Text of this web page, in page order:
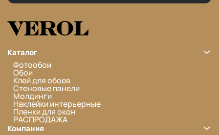
Каталог
Фотообои
Обои
Клей для обоев
Стеновые панели
Молдинги
Наклейки интерьерные
Пленки для окон
РАСПРОДАЖА
Компания